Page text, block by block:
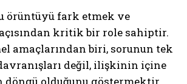
örüntüyü fark etmek ve
kritik bir role sahiptir.
amaçlarından biri, sorunun tek
değil, ilişkinin içine
döngü olduğunu göstermektir.